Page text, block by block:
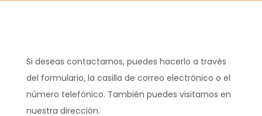
Si deseas contactarnos, puedes hacerlo a través
del formulario, la casilla de correo electrónico o el
número telefónico. También puedes visitarnos en
nuestra dirección.